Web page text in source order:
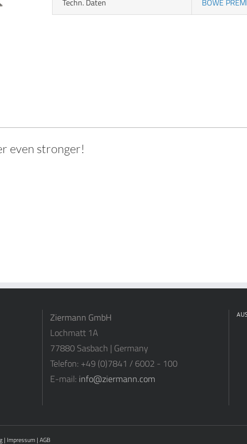
Techn. Daten BÖWE
even stronger!
Ziermann GmbH
Lochmatt 1A
77880 Sasbach | Germany
Telefon: +49 (0)7841 / 6002 - 100
E-mail: info@ziermann.com
| Impressum | AGB